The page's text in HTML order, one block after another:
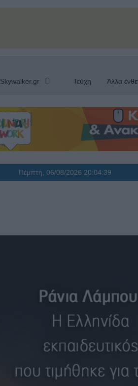
Skywalker.gr Τεύχη Άλλα
Πέμπτη, 06/08/2026 20:04:40